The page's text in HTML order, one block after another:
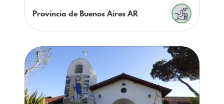
Provincia de Buenos AiresAR